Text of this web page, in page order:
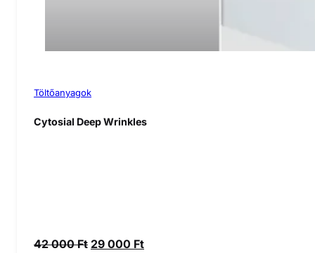
Töltőanyagok
Cytosial Deep Wrinkles
42 000Ft Original
29 000 FtCurrent